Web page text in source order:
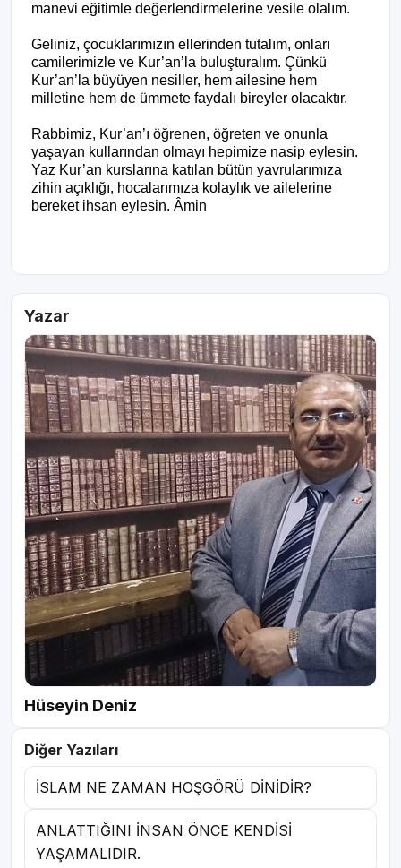
manevi eğitimle değerlendirmelerine vesile olalım.
Geliniz, çocuklarımızın ellerinden tutalım, onları
camilerimizle ve Kur’an’la buluşturalım. Çünkü
Kur’an’la büyüyen nesiller, hem ailesine hem
milletine hem de ümmete faydalı bireyler olacaktır.
Rabbimiz, Kur’an’ı öğrenen, öğreten ve onunla
yaşayan kullarından olmayı hepimize nasip eylesin.
Yaz Kur’an kurslarına katılan bütün yavrularımıza
zihin açıklığı, hocalarımıza kolaylık ve ailelerine
bereket ihsan eylesin. Âmin
Yazar
Hüseyin Deniz
Diğer Yazıları
İSLAM NE ZAMAN HOŞGÖRÜ DİNİDİR?
ANLATTIĞINI İNSAN ÖNCE KENDİSİ
YAŞAMALIDIR.